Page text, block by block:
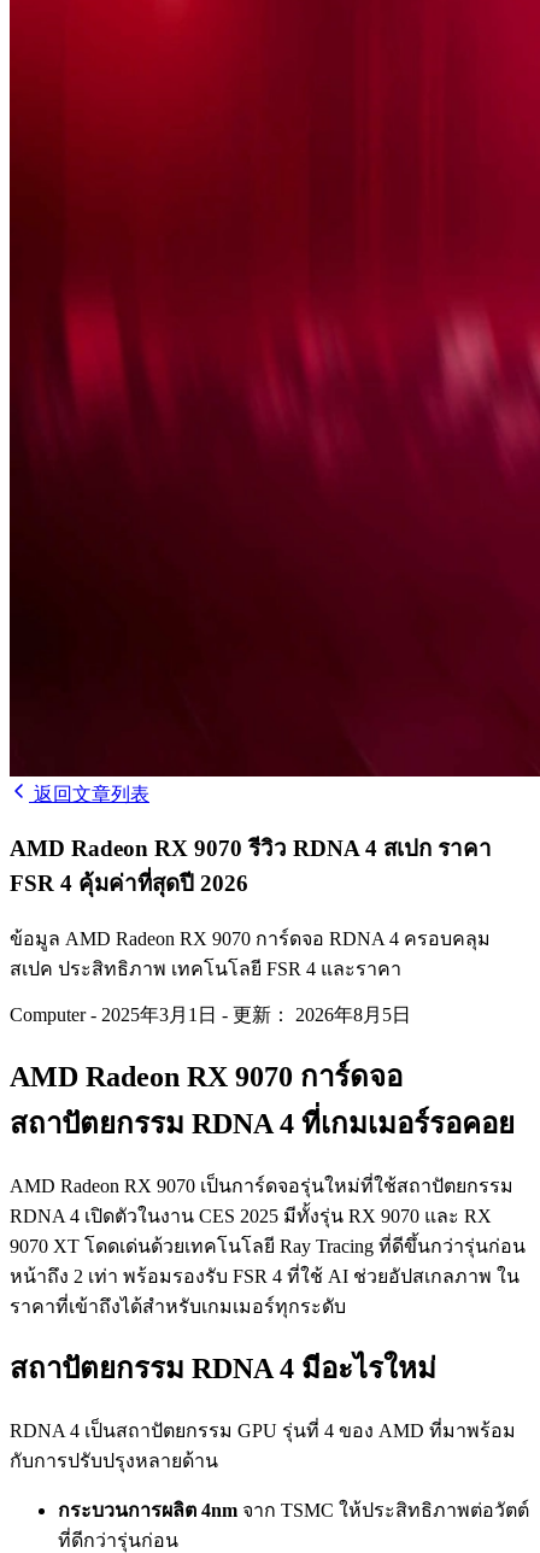
返回文章列表
AMD Radeon RX 9070 รีวิว RDNA 4 สเปก ราคา
FSR 4 คุ้มค่าที่สุดปี 2026
ข้อมูล AMD Radeon RX 9070 การ์ดจอ RDNA 4 ครอบคลุม
สเปค ประสิทธิภาพ เทคโนโลยี FSR 4 และราคา
Computer- 2025年3月1日 - 更新： 2026年8月5日
AMD Radeon RX 9070 การ์ดจอ
สถาปัตยกรรม RDNA 4 ที่เกมเมอร์รอคอย
AMD Radeon RX 9070 เป็นการ์ดจอรุ่นใหม่ที่ใช้สถาปัตยกรรม
RDNA 4 เปิดตัวในงาน CES 2025 มีทั้งรุ่น RX 9070 และ RX
9070 XT โดดเด่นด้วยเทคโนโลยี Ray Tracing ที่ดีขึ้นกว่ารุ่นก่อน
หน้าถึง 2 เท่า พร้อมรองรับ FSR 4 ที่ใช้ AI ช่วยอัปสเกลภาพ ใน
ราคาที่เข้าถึงได้สำหรับเกมเมอร์ทุกระดับ
สถาปัตยกรรม RDNA 4 มีอะไรใหม่
RDNA 4 เป็นสถาปัตยกรรม GPU รุ่นที่ 4 ของ AMD ที่มาพร้อม
กับการปรับปรุงหลายด้าน
กระบวนการผลิต 4nm จาก TSMC ให้ประสิทธิภาพต่อวัตต์
ที่ดีกว่ารุ่นก่อน